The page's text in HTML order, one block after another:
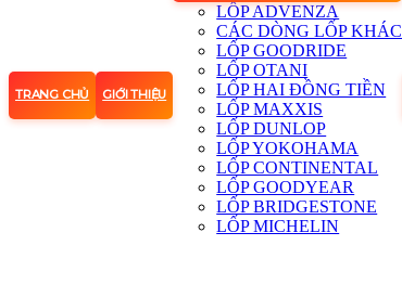
TRANG CHỦ GIỚI THIỆU
LỐP ADVENZA
CÁC DÒNG LỐP KHÁC
LỐP GOODRIDE
LỐP OTANI
LỐP HAI ĐỒNG TIỀN
LỐP MAXXIS
LỐP DUNLOP
LỐP YOKOHAMA
LỐP CONTINENTAL
LỐP GOODYEAR
LỐP BRIDGESTONE
LỐP MICHELIN